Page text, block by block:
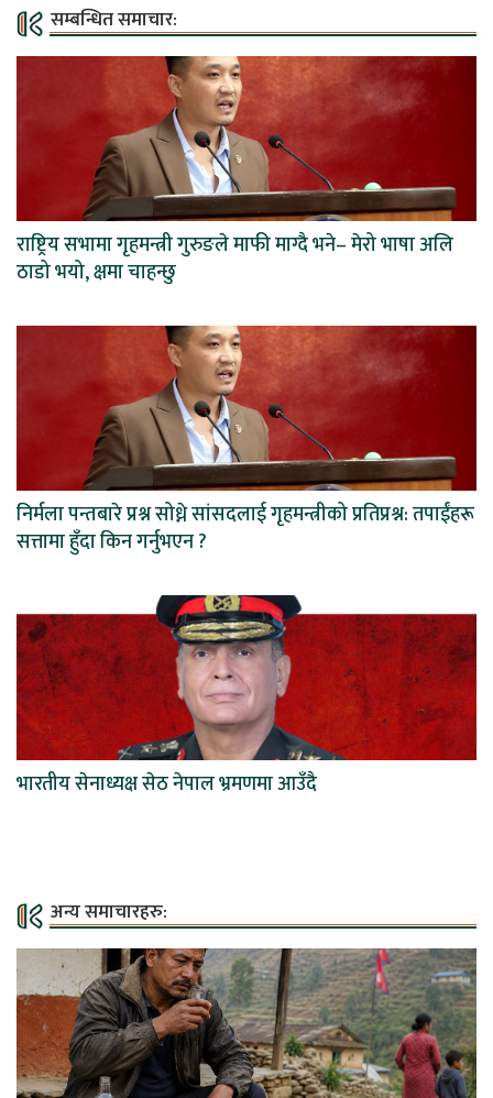
सम्बन्धित समाचार:
राष्ट्रिय सभामा गृहमन्त्री गुरुङले माफी माग्दै भने– मेरो भाषा अलि
ठाडो भयो, क्षमा चाहन्छु
निर्मला पन्तबारे प्रश्न सोध्ने सांसदलाई गृहमन्त्रीको प्रतिप्रश्न: तपाईंहरू
सत्तामा हुँदा किन गर्नुभएन ?
भारतीय सेनाध्यक्ष सेठ नेपाल भ्रमणमा आउँदै
अन्य समाचारहरु: